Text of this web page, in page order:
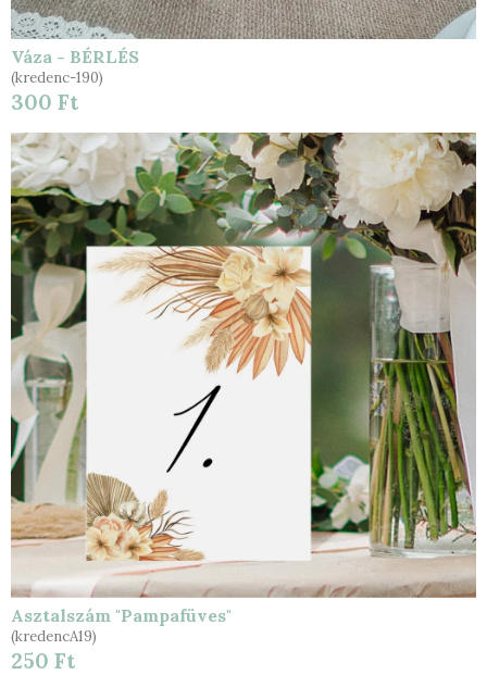
Váza - BÉRLÉS
(kredenc-190)
300 Ft
Asztalszám "Pampafüves"
(kredencA19)
250 Ft